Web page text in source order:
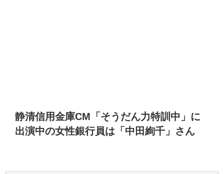
静清信用金庫CM 「そうだん力特訓中」に
出演中の女性銀行員は「中田絢千」さん